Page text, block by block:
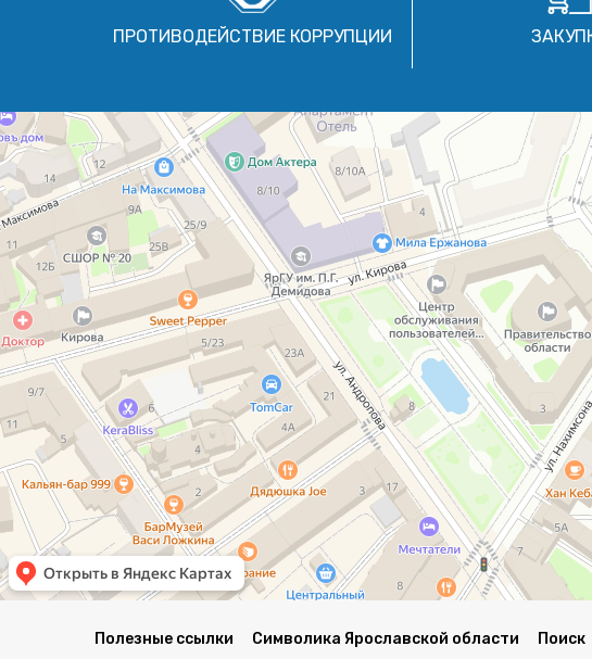
ПРОТИВОДЕЙСТВИЕ КОРРУПЦИИ
Полезные ссылки Символика Ярославской области Поиск